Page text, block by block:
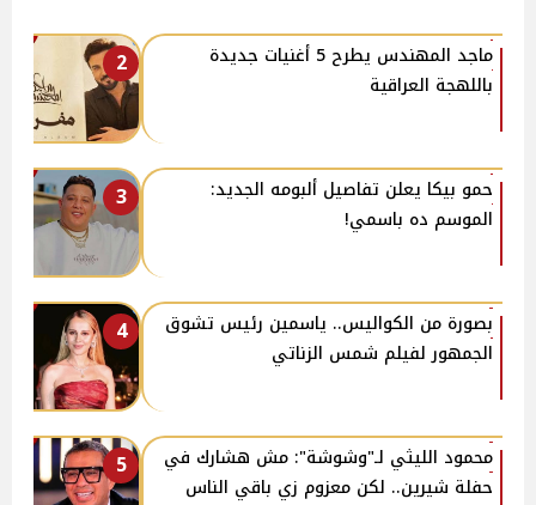
2
ماجد المهندس يطرح 5 أغنيات جديدة
باللهجة العراقية
3
حمو بيكا يعلن تفاصيل ألبومه الجديد:
الموسم ده باسمي!
4
بصورة من الكواليس.. ياسمين رئيس تشوق
الجمهور لفيلم شمس الزناتي
5
محمود الليثي لـ"وشوشة": مش هشارك في
حفلة شيرين.. لكن معزوم زي باقي الناس